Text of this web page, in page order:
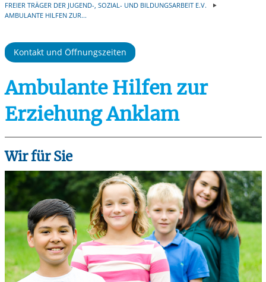
FREIER TRÄGER DER JUGEND-, SOZIAL- UND BILDUNGSARBEIT E.V.
AMBULANTE HILFEN ZUR...
Kontakt und Öffnungszeiten
Ambulante Hilfen zur
Erziehung Anklam
Wir für Sie